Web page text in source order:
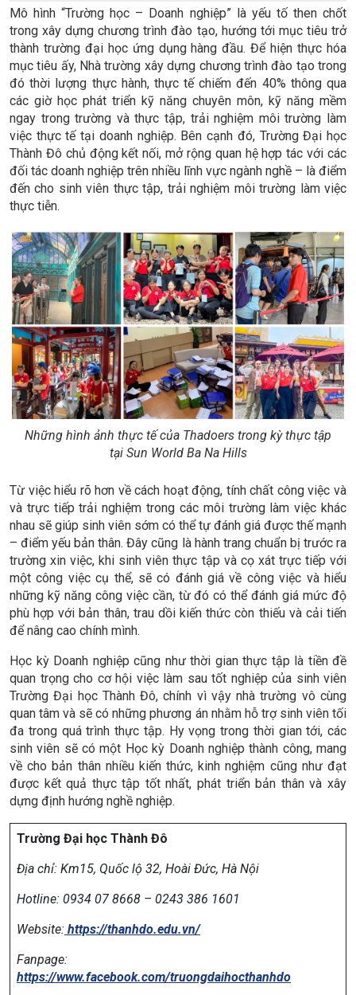
Mô hình “Trường học – Doanh nghiệp” là yếu tố then chốt
trong xây dựng chương trình đào tạo, hướng tới mục tiêu trở
thành trường đại học ứng dụng hàng đầu. Để hiện thực hóa
mục tiêu ấy, Nhà trường xây dựng chương trình đào tạo trong
đó thời lượng thực hành, thực tế chiếm đến 40% thông qua
các giờ học phát triển kỹ năng chuyên môn, kỹ năng mềm
ngay trong trường và thực tập, trải nghiệm môi trường làm
việc thực tế tại doanh nghiệp. Bên cạnh đó, Trường Đại học
Thành Đô chủ động kết nối, mở rộng quan hệ hợp tác với các
đối tác doanh nghiệp trên nhiều lĩnh vực ngành nghề – là điểm
đến cho sinh viên thực tập, trải nghiệm môi trường làm việc
thực tiễn.
Những hình ảnh thực tế của Thadoers trong kỳ thực tập
tại Sun World Ba Na Hills
Từ việc hiểu rõ hơn về cách hoạt động, tính chất công việc và
và trực tiếp trải nghiệm trong các môi trường làm việc khác
nhau sẽ giúp sinh viên sớm có thể tự đánh giá được thế mạnh
– điểm yếu bản thân. Đây cũng là hành trang chuẩn bị trước ra
trường xin việc, khi sinh viên thực tập và cọ xát trực tiếp với
một công việc cụ thể, sẽ có đánh giá về công việc và hiểu
những kỹ năng công việc cần, từ đó có thể đánh giá mức độ
phù hợp với bản thân, trau dồi kiến thức còn thiếu và cải tiến
để nâng cao chính mình.
Học kỳ Doanh nghiệp cũng như thời gian thực tập là tiền đề
quan trọng cho cơ hội việc làm sau tốt nghiệp của sinh viên
Trường Đại học Thành Đô, chính vì vậy nhà trường vô cùng
quan tâm và sẽ có những phương án nhằm hỗ trợ sinh viên tối
đa trong quá trình thực tập. Hy vọng trong thời gian tới, các
sinh viên sẽ có một Học kỳ Doanh nghiệp thành công, mang
về cho bản thân nhiều kiến thức, kinh nghiệm cũng như đạt
được kết quả thực tập tốt nhất, phát triển bản thân và xây
dựng định hướng nghề nghiệp.
Trường Đại học Thành Đô
Địa chỉ: Km15, Quốc lộ 32, Hoài Đức, Hà Nội
Hotline: 0934 07 8668 – 0243 386 1601
Website: https://thanhdo.edu.vn/
Fanpage:
https://www.facebook.com/truongdaihocthanhdo